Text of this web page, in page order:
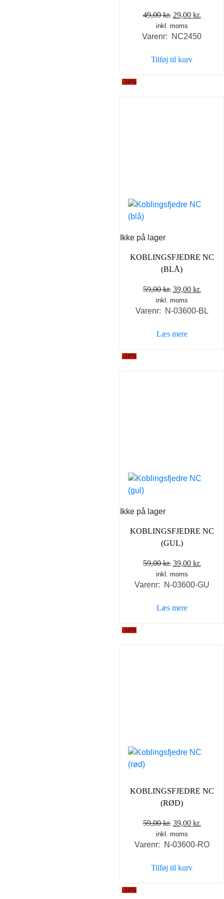
49,00kr. Den
oprindelige
pris
49,00 kr..
29,00 kr.Den
pris
inkl. moms
Varenr: NC2450
Tilføj til kurv
-34%
Ikke på lager
KOBLINGSFJEDRE NC
(BLÅ)
59,00kr. Den
oprindelige
pris
59,00 kr..
39,00 kr.
pris
inkl. moms
Varenr: N-03600-BL
Læs mere
-34%
Ikke på lager
KOBLINGSFJEDRE NC
(GUL)
59,00kr. Den
oprindelige
pris
59,00 kr..
39,00 kr.
pris
inkl. moms
Varenr: N-03600-GU
Læs mere
-34%
KOBLINGSFJEDRE NC
(RØD)
59,00kr. Den
oprindelige
pris
59,00 kr..
39,00 kr.
pris
inkl. moms
Varenr: N-03600-RO
Tilføj til kurv
-34%